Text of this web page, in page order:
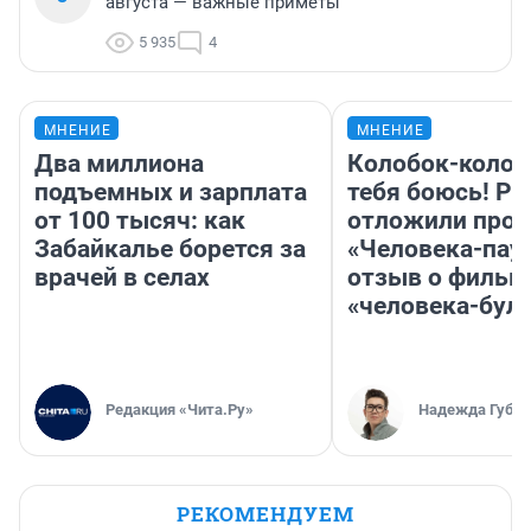
5 935 4
МНЕНИЕ
Два миллиона
подъемных и зарплата
от 100 тысяч: как
Забайкалье борется за
врачей в селах
Редакция «Чита.Ру»
МНЕНИЕ
Колобок-
тебя боюсь!
отложили
«Человека-
отзыв о
«человека-
Надежда
РЕКОМЕНДУЕМ